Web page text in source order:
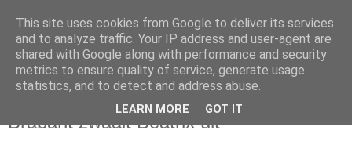
maandag 29 april 2013
Brabant zwaait Beatrix uit
This site uses cookies from Google to deliver its services
and to analyze traffic. Your IP address and user-agent are
shared with Google along with performance and security
metrics to ensure quality of service, generate usage
statistics, and to detect and address abuse.
LEARN MORE GOT IT